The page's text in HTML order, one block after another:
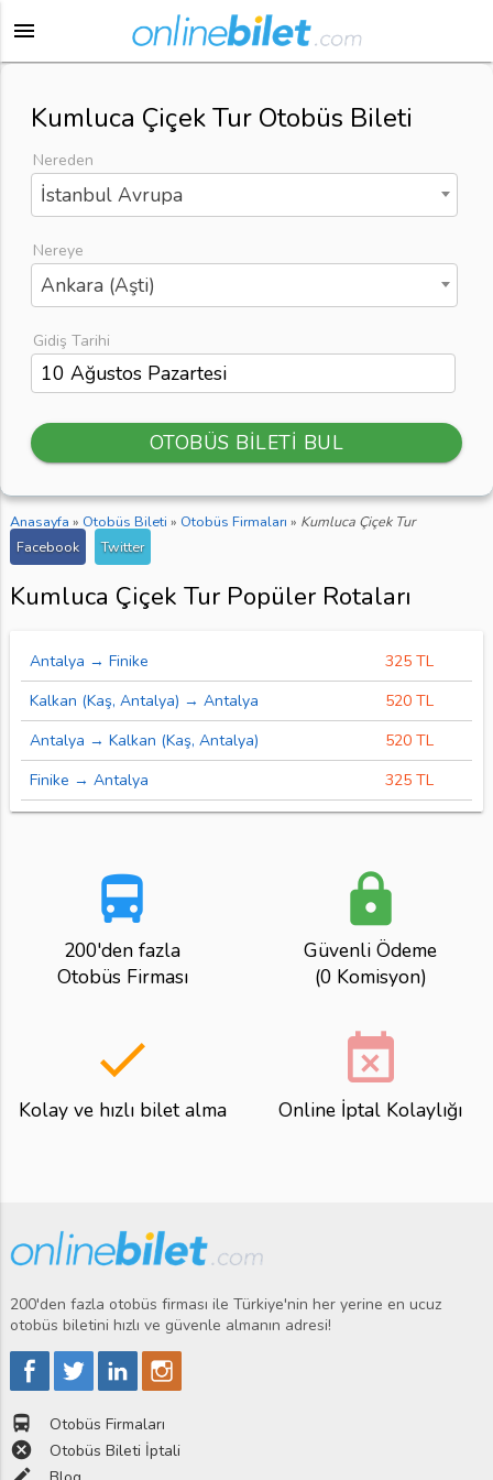
menu
Kumluca Çiçek Tur Otobüs Bileti
Nereden
İstanbul Avrupa
Nereye
Ankara (Aşti)
Gidiş Tarihi
OTOBÜS BİLETİ BUL
Anasayfa » Otobüs Bileti » Otobüs Firmaları » Kumluca Çiçek Tur
Facebook
Twitter
Kumluca Çiçek Tur Popüler Rotaları
Antalya → Finike
325 TL
Kalkan (Kaş, Antalya) → Antalya
520 TL
Antalya → Kalkan (Kaş, Antalya)
520 TL
Finike → Antalya
325 TL
directions_bus
200'den fazla
Otobüs Firması
lock
Güvenli Ödeme
(0 Komisyon)
done
Kolay ve hızlı bilet alma
event_busy
Online İptal Kolaylığı
200'den fazla otobüs firması ile Türkiye'nin her yerine en ucuz
otobüs biletini hızlı ve güvenle almanın adresi!
directions_bus Otobüs Firmaları
cancel Otobüs Bileti İptali